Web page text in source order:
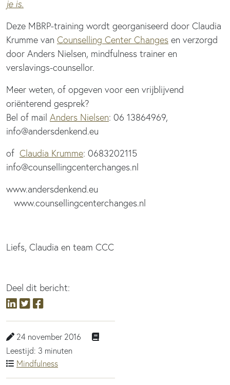
je is.
Deze MBRP-training wordt georganiseerd door Claudia
Krumme van Counselling Center Changes en verzorgd
door Anders Nielsen, mindfulness trainer en
verslavings-counsellor.
Meer weten, of opgeven voor een vrijblijvend
oriënterend gesprek?
Bel of mail Anders Nielsen: 06 13864969,
info@andersdenkend.eu
of Claudia Krumme: 0683202115
info@counsellingcenterchanges.nl
www.andersdenkend.eu
www.counsellingcenterchanges.nl
Liefs, Claudia en team CCC
Deel dit bericht:
24 november 2016
Leestijd: 3 minuten
Mindfulness